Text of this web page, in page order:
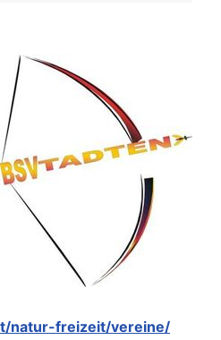
natur-freizeit/vereine/